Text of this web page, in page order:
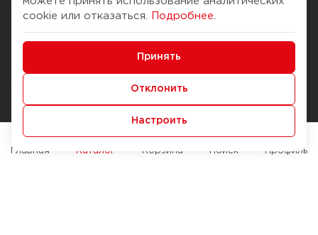
О компании
История Компании
Журнал
Наши марки
Брендирование
Помощь
Доставка и оплата
Способы оплаты
Служба контроля качества
cookie или отказаться.
Подробнее
Принять
Отклонить
Настроить
Главная Каталог Корзина Поиск Профиль